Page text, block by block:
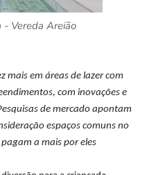
- Vereda Areião
mais em áreas de lazercom
com inovações e
de mercado apontam
espaços comuns no
a mais por eles